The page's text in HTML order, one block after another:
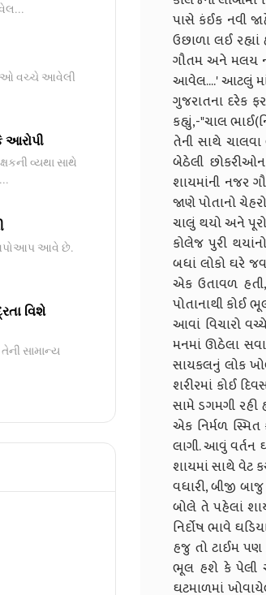
વચ્ચે આવેલી
આરોપી
વ્યથા સાથે
આપોઆપ આવે છે.
વિશે
સામાન્ય
પાસે કંઈક નવી
ઉછાળા લઈ રહ્યાં
ગૌતમ અને મલય
આવેલ....' આટલું
ગુજરાતના દરેક
કહ્યું,-"ચાલ
તેની સાથે
બેઠેલી
શાયમાંની નજર
જાણે પોતાનો
ચાલું થયો અને
કોલેજ પુરી
બધાં લોકો ઘરે
એક ઉતાવળ
પોતાનાથી કોઈ
આવાં વિચારો
મનમાં ઊઠેલા
સાયકલનું લોક
શરીરમાં કોઈ
સામે ડગમગી રહી
એક નિર્મળ
લાગી. આવું વર્તન
શાયમાં સાથે વેટ
વધારી, બીજી
બોલે તે પહેલાં
નિર્દોષ ભાવે
હજુ તો ટાઈમ
ભૂલ હશે કે પેલી
ઘટમાળમાં